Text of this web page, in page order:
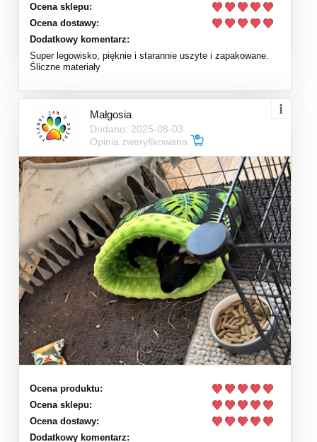
Ocena sklepu:
Ocena dostawy:
Dodatkowy komentarz:
Super legowisko, pięknie i starannie uszyte i zapakowane.
Śliczne materiały
Małgosia
Dodano: 2025-08-03
Opinia zweryfikowana
Ocena produktu:
Ocena sklepu:
Ocena dostawy:
Dodatkowy komentarz: